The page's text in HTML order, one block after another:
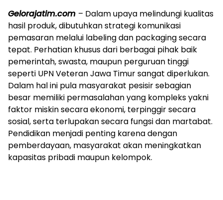
Gelorajatim.com – Dalam upaya melindungi kualitas
hasil produk, dibutuhkan strategi komunikasi
pemasaran melalui labeling dan packaging secara
tepat. Perhatian khusus dari berbagai pihak baik
pemerintah, swasta, maupun perguruan tinggi
seperti UPN Veteran Jawa Timur sangat diperlukan.
Dalam hal ini pula masyarakat pesisir sebagian
besar memiliki permasalahan yang kompleks yakni
faktor miskin secara ekonomi, terpinggir secara
sosial, serta terlupakan secara fungsi dan martabat.
Pendidikan menjadi penting karena dengan
pemberdayaan, masyarakat akan meningkatkan
kapasitas pribadi maupun kelompok.